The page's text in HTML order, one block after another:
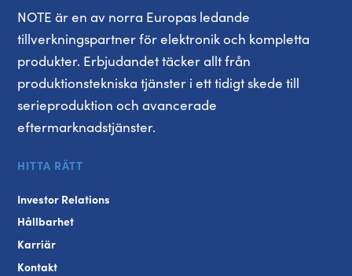
NOTE är en av norra Europas ledande
tillverkningspartner för elektronik och kompletta
produkter. Erbjudandet täcker allt från
produktionstekniska tjänster i ett tidigt skede till
serieproduktion och avancerade
eftermarknadstjänster.
HITTA RÄTT
Investor Relations
Hållbarhet
Karriär
Kontakt